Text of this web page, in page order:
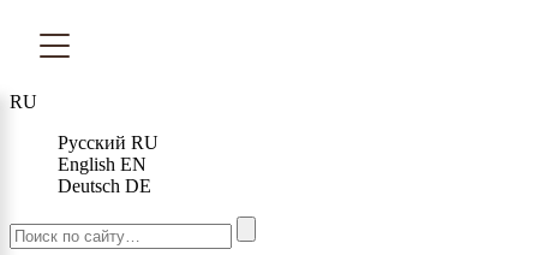
RU
Русский RU
English EN
Deutsch DE